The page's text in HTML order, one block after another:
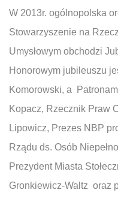
W 2013r. ogólnopolska
Stowarzyszenie na
Umysłowym obchodzi
Honorowym jubileuszu
Komorowski, a
Kopacz, Rzecznik Praw
Lipowicz, Prezes NBP
Rządu ds. Osób
Prezydent Miasta
Gronkiewicz-Waltz oraz